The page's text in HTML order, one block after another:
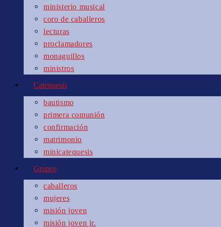
ministerio musical
coro de caballeros
lecturas
proclamadores
monaguillos
ministros
Catequesis
bautismo
primera comunión
confirmación
matrimonio
minicatequesis
Grupos
caballeros
mujeres
misión joven
misión joven jr.